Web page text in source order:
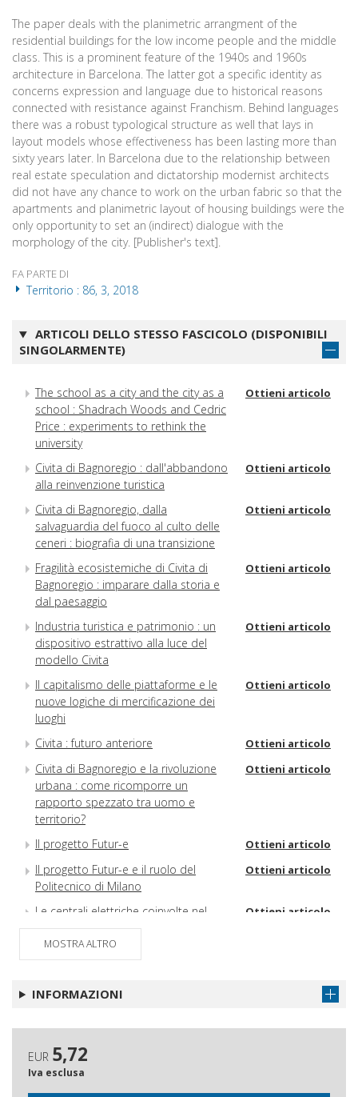
The paper deals with the planimetric arrangment of the
residential buildings for the low income people and the middle
class. This is a prominent feature of the 1940s and 1960s
architecture in Barcelona. The latter got a specific identity as
concerns expression and language due to historical reasons
connected with resistance against Franchism. Behind languages
there was a robust typological structure as well that lays in
layout models whose effectiveness has been lasting more than
sixty years later. In Barcelona due to the relationship between
real estate speculation and dictatorship modernist architects
did not have any chance to work on the urban fabric so that the
apartments and planimetric layout of housing buildings were the
only opportunity to set an (indirect) dialogue with the
morphology of the city. [Publisher's text].
FA PARTE DI
Territorio : 86, 3, 2018
ARTICOLI DELLO STESSO FASCICOLO (DISPONIBILI
SINGOLARMENTE)
The school as a city and the city as a
school : Shadrach Woods and Cedric
Price : experiments to rethink the
university
Ottieni articolo
Civita di Bagnoregio : dall'abbandono
alla reinvenzione turistica
Ottieni articolo
Civita di Bagnoregio, dalla
salvaguardia del fuoco al culto delle
ceneri : biografia di una transizione
Ottieni articolo
Fragilità ecosistemiche di Civita di
Bagnoregio : imparare dalla storia e
dal paesaggio
Ottieni articolo
Industria turistica e patrimonio : un
dispositivo estrattivo alla luce del
modello Civita
Ottieni articolo
Il capitalismo delle piattaforme e le
nuove logiche di mercificazione dei
luoghi
Ottieni articolo
Civita : futuro anteriore Ottieni articolo
Civita di Bagnoregio e la rivoluzione
urbana : come ricomporre un
rapporto spezzato tra uomo e
territorio?
Ottieni articolo
Il progetto Futur-e Ottieni articolo
Il progetto Futur-e e il ruolo del
Politecnico di Milano
Ottieni articolo
Le centrali elettriche coinvolte nel
progetto Futur-e
Ottieni articolo
thermoelectric power stations in Italy
Nodi da sciogliere nello spazio dei
flussi : vita nei territori delle centrali
MOSTRA ALTRO
INFORMAZIONI
EUR 5,72
Iva esclusa